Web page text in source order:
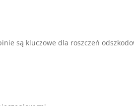
są kluczowe dla roszczeń